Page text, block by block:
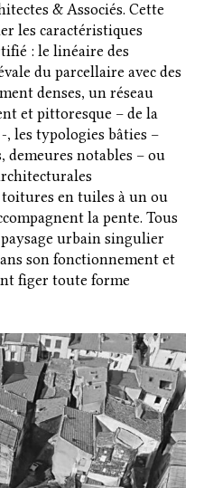
& Associés. Cette
les caractéristiques
: le linéaire des
du parcellaire avec des
denses, un réseau
et pittoresque – de la
les typologies bâties –
demeures notables – ou
toitures en tuiles à un ou
la pente. Tous
urbain singulier
son fonctionnement et
figer toute forme